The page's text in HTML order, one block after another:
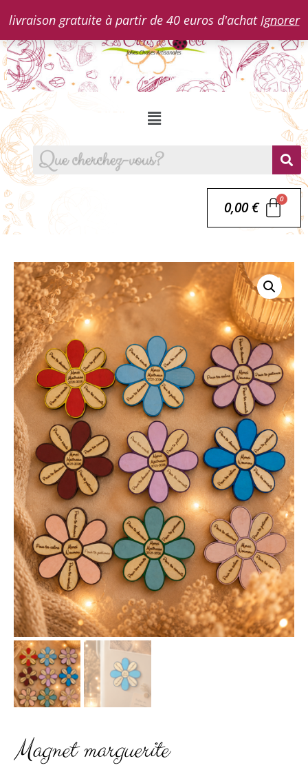
livraison gratuite à partir de 40 euros d'achatIgnorer
0,00€
Magnet marguerite